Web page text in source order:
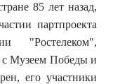
85 лет назад,
партпроекта
"Ростелеком",
с Музеем Победы и
его участники